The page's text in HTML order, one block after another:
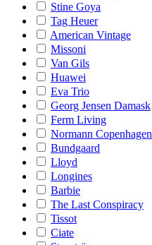
Stine Goya
Tag Heuer
American Vintage
Missoni
Van Gils
Huawei
Eva Trio
Georg Jensen Damask
Ferm Living
Normann Copenhagen
Bundgaard
Lloyd
Longines
Barbie
The Last Conspiracy
Tissot
Ciate